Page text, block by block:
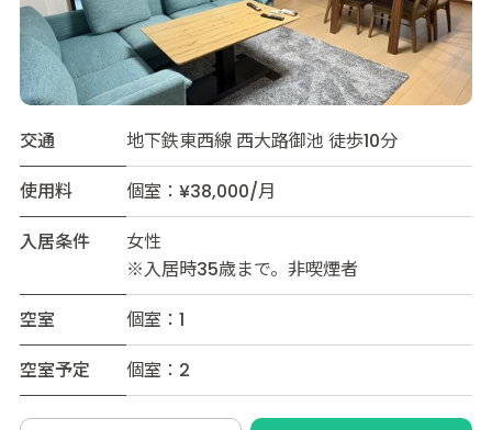
交通
地下鉄東西線 西大路御池 徒歩10分
使用料
個室：¥38,000/月
入居条件
女性
※入居時35歳まで。非喫煙者
空室
個室：1
空室予定
個室：2